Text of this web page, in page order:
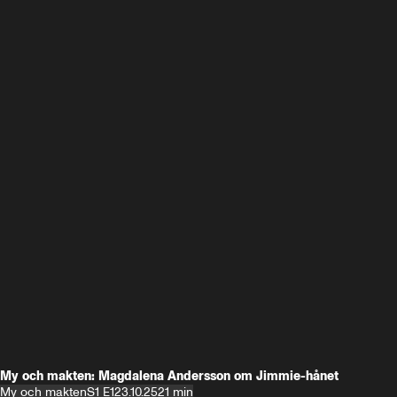
My och makten: Magdalena Andersson om Jimmie-hånet
My och maktenS1 E123.10.2521 min